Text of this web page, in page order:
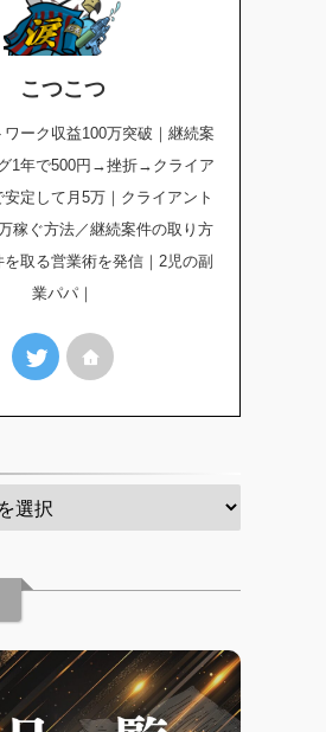
こつこつ
ワーク収益100万突破｜継続案
1年で500円→挫折→クライア
定して月5万｜クライアント
稼ぐ方法／継続案件の取り方
取る営業術を発信｜2児の副
業パパ｜